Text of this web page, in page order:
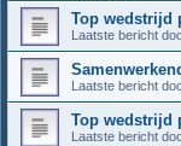
Top wedstrijd
Laatste bericht
Laatste bericht
Top wedstrijd
Laatste bericht